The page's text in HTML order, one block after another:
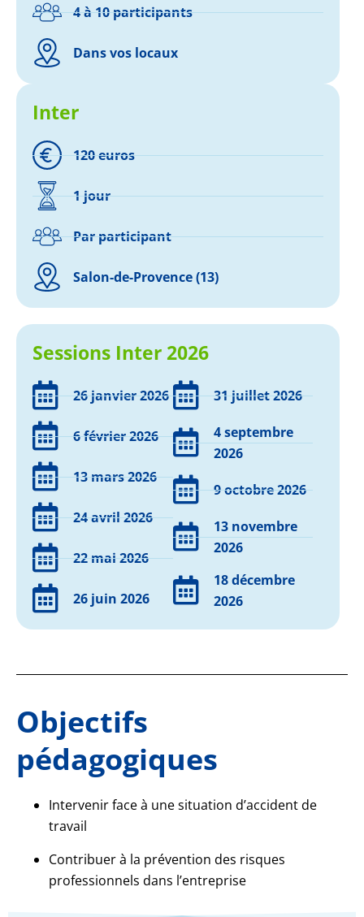
4 à 10 participants
Dans vos locaux
Inter
120 euros
1 jour
Par participant
Salon-de-Provence (13)
Sessions Inter 2026
26 janvier 2026
6 février 2026
13 mars 2026
24 avril 2026
22 mai 2026
26 juin 2026
31 juillet 2026
4 septembre
2026
9 octobre 2026
13 novembre
2026
18 décembre
2026
Objectifs
pédagogiques
Intervenir face à une situation d’accident de
travail
Contribuer à la prévention des risques
professionnels dans l’entreprise